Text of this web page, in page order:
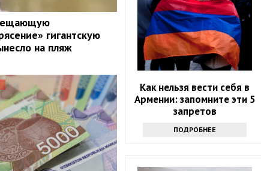
гигантскую
на пляж
Как нельзя вести себя в
Армении: запомните эти 5
запретов
ПОДРОБНЕЕ